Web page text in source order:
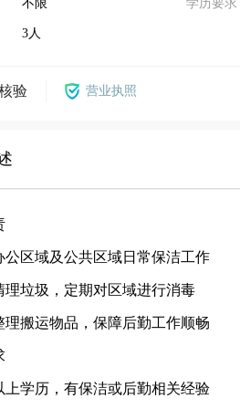
不限
3人
学历要求
验 营业执照
公区域及公共区域日常保洁工作
理垃圾，定期对区域进行消毒
理搬运物品，保障后勤工作顺畅
上学历，有保洁或后勤相关经验